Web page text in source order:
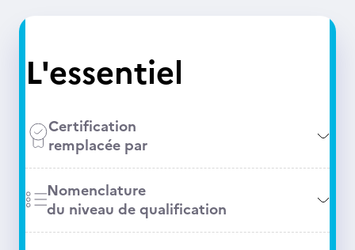
L'essentiel
Certification
remplacée par
Nomenclature
du niveau de qualification